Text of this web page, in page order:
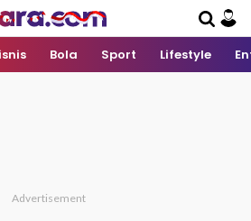
Bola Sport Lifestyle